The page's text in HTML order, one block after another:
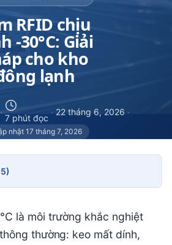
RFID chịu
-30°C: Giải
cho kho
lạnh
·
7 phút đọc
· 22 tháng 6, 2026 ·
nhật 17 tháng 7, 2026
là môi trường khắc nghiệt
thường: keo mất dính,